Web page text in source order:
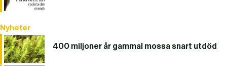
Nyheter
400 miljoner år gammal mossa snart utdöd